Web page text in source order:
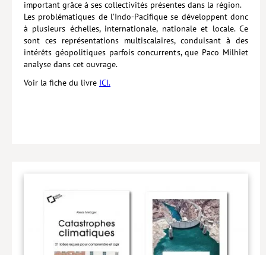
important grâce à ses collectivités présentes dans la région.
Les problématiques de l’Indo-Pacifique se développent donc
à plusieurs échelles, internationale, nationale et locale. Ce
sont ces représentations multiscalaires, conduisant à des
intérêts géo­politiques parfois concurrents, que Paco Milhiet
analyse dans cet ouvrage.
Voir la fiche du livre ICI.